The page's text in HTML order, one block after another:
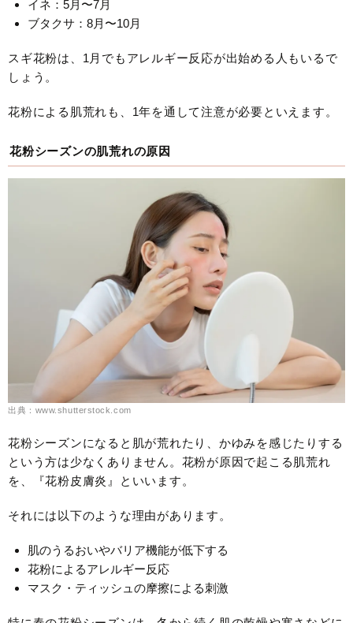
イネ：5月〜7月
ブタクサ：8月〜10月
スギ花粉は、1月でもアレルギー反応が出始める人もいるで
しょう。
花粉による肌荒れも、1年を通して注意が必要といえます。
花粉シーズンの肌荒れの原因
出典：www.shutterstock.com
花粉シーズンになると肌が荒れたり、かゆみを感じたりする
という方は少なくありません。花粉が原因で起こる肌荒れ
を、『花粉皮膚炎』といいます。
それには以下のような理由があります。
肌のうるおいやバリア機能が低下する
花粉によるアレルギー反応
マスク・ティッシュの摩擦による刺激